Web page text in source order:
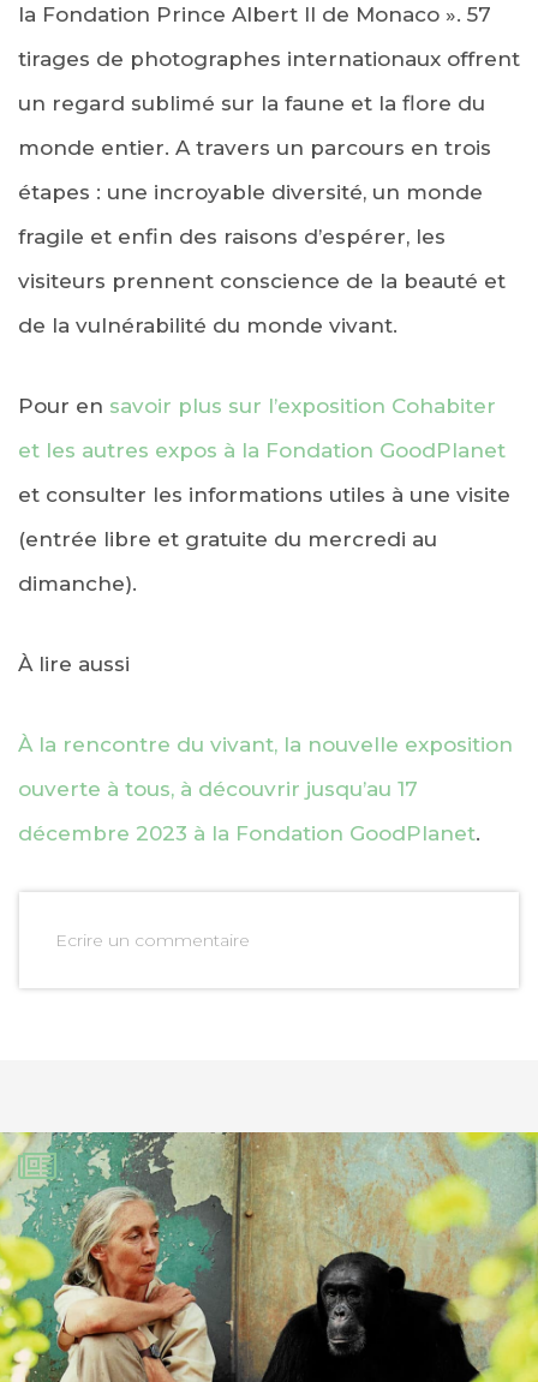
la Fondation Prince Albert II de Monaco ». 57
tirages de photographes internationaux offrent
un regard sublimé sur la faune et la flore du
monde entier. A travers un parcours en trois
étapes : une incroyable diversité, un monde
fragile et enfin des raisons d’espérer, les
visiteurs prennent conscience de la beauté et
de la vulnérabilité du monde vivant.
Pour en savoir plus sur l’exposition Cohabiter
et les autres expos à la Fondation GoodPlanet
et consulter les informations utiles à une visite
(entrée libre et gratuite du mercredi au
dimanche).
À lire aussi
À la rencontre du vivant, la nouvelle exposition
ouverte à tous, à découvrir jusqu’au 17
décembre 2023 à la Fondation GoodPlanet.
Ecrire un commentaire